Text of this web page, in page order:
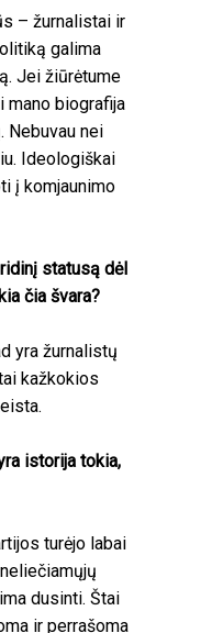
– žurnalistai ir
galima
Jei žiūrėtume
mano biografija
Nebuvau nei
Ideologiškai
į komjaunimo
statusą dėl
čia švara?
yra žurnalistų
kažkokios
istorija tokia,
turėjo labai
dusinti. Štai
ir perrašoma